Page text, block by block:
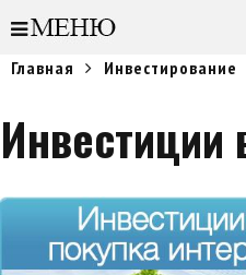
Главная Инвестирование
Инвестиции